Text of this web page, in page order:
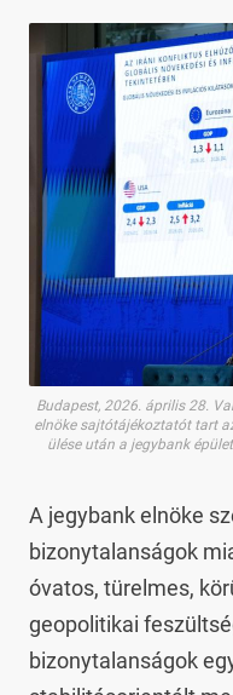
Budapest, 2026. április 28.
elnöke sajtótájékoztatót tart
ülése után a jegybank
A jegybank elnöke
bizonytalanságok
óvatos, türelmes,
geopolitikai
bizonytalanságok